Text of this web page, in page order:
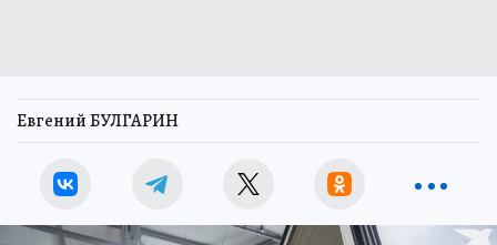
Евгений БУЛГАРИН